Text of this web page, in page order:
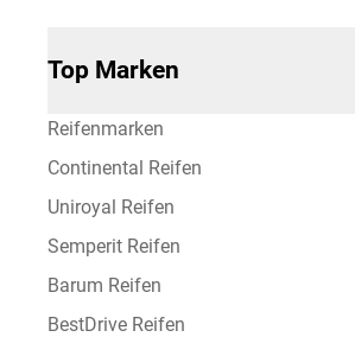
Top Marken
Reifenmarken
Continental Reifen
Uniroyal Reifen
Semperit Reifen
Barum Reifen
BestDrive Reifen